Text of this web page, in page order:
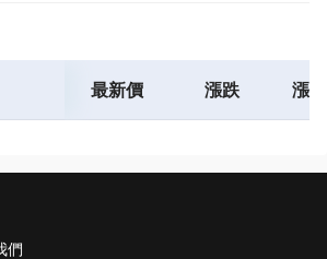
最新價 漲跌 漲
們